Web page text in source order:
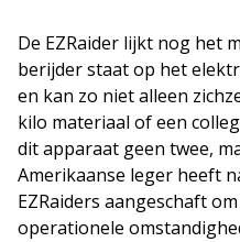
De EZRaider lijkt nog het
berijder staat op het
en kan zo niet alleen
kilo materiaal of een
dit apparaat geen twee,
Amerikaanse leger heeft
EZRaiders aangeschaft
operationele